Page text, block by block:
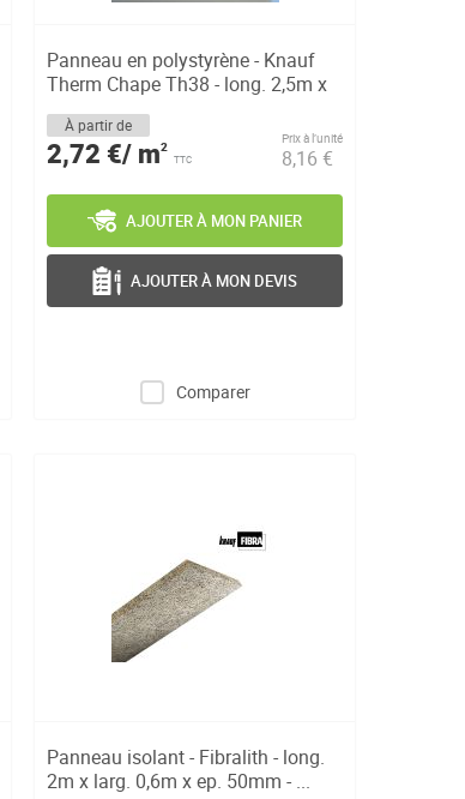
Panneau en polystyrène - Knauf
Therm Chape Th38 - long. 2,5m x
la...
À partir de
2,72 €/ m2
TTC
Prix à l’unité
8,16 €
Comparer
AJOUTER À MON PANIER
AJOUTER À MON DEVIS
Panneau isolant - Fibralith - long.
2m x larg. 0,6m x ep. 50mm - ...